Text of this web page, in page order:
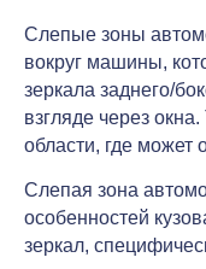
Слепые зоны
вокруг машины,
зеркала заднего/
взгляде через
области, где может
Слепая зона
особенностей
зеркал,